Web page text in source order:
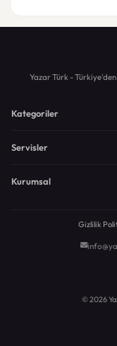
Yazar Türk -
Kategoriler
Servisler
Kurumsal
Gizlilik
© 2026